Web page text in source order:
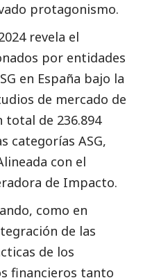
protagonismo.
revela el
por entidades
en España bajo la
de mercado de
total de 236.894
categorías ASG,
con el
de Impacto.
como en
de las
de los
financieros tanto